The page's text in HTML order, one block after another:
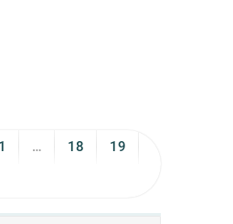
1 … 18 19